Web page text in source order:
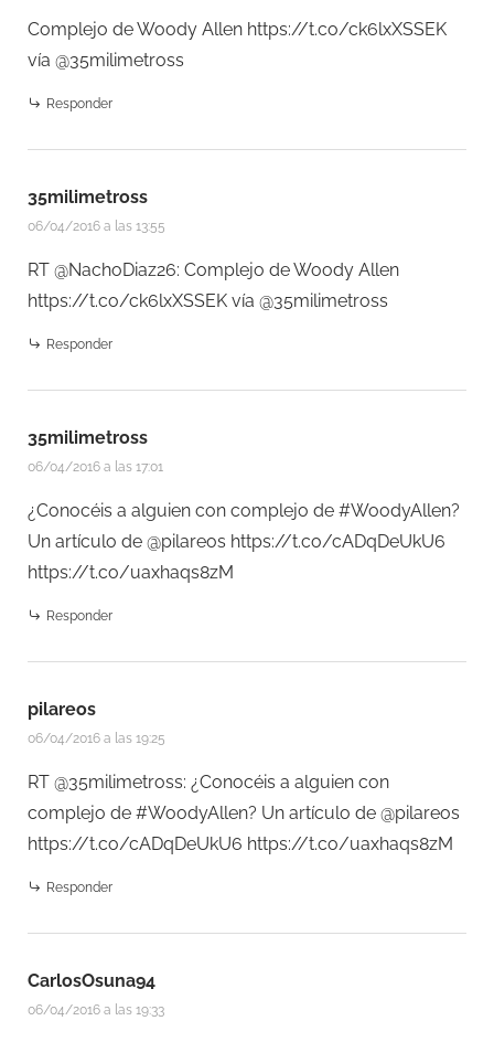
Complejo de Woody Allen https://t.co/ck6lxXSSEK
vía @35milimetross
Responder
35milimetross
06/04/2016 a las 13:55
RT @NachoDiaz26: Complejo de Woody Allen
https://t.co/ck6lxXSSEK vía @35milimetross
Responder
35milimetross
06/04/2016 a las 17:01
¿Conocéis a alguien con complejo de #WoodyAllen?
Un artículo de @pilareos https://t.co/cADqDeUkU6
https://t.co/uaxhaqs8zM
Responder
pilareos
06/04/2016 a las 19:25
RT @35milimetross: ¿Conocéis a alguien con
complejo de #WoodyAllen? Un artículo de @pilareos
https://t.co/cADqDeUkU6 https://t.co/uaxhaqs8zM
Responder
CarlosOsuna94
06/04/2016 a las 19:33